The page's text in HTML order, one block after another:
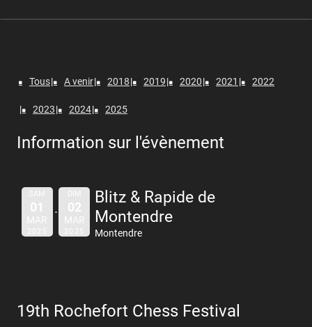
Tous A venir 2018 2019 2020 2021 2022
2023 2024 2025
Information sur l'évènement
SAM
01
MAR
2025
DIM
02
MAR
2025
Blitz & Rapide de
Montendre
Montendre
19th Rochefort Chess Festival